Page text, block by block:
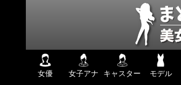
女優 女子アナ キャスター モデル